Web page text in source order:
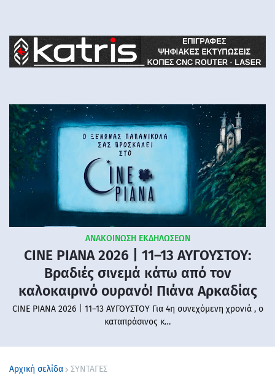
ΑΝΑΚΟΙΝΩΣΗ ΕΚΔΗΛΩΣΕΩΝ
CINE PIANA 2026 | 11–13 ΑΥΓΟΥΣΤΟΥ:
Βραδιές σινεμά κάτω από τον
καλοκαιρινό ουρανό! Πιάνα Αρκαδίας
CINE PIANA 2026 | 11–13 ΑΥΓΟΥΣΤΟΥ Για 4η συνεχόμενη χρονιά , ο
καταπράσινος κ…
Αρχική σελίδα ΣΥΝΤΑΓΕΣ